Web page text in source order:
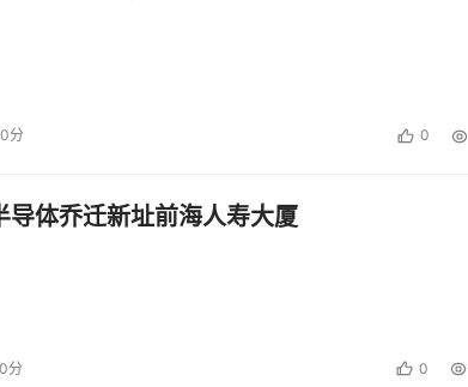
态和生态，智能终端（消费电子）的多样化和专业化
能家居设备、车载信息系统等新型设备形态。当前，
广泛应用落地，为智能终端产业注入了新的增长动力
分 0
导体乔迁新址前海人寿大厦
分 0